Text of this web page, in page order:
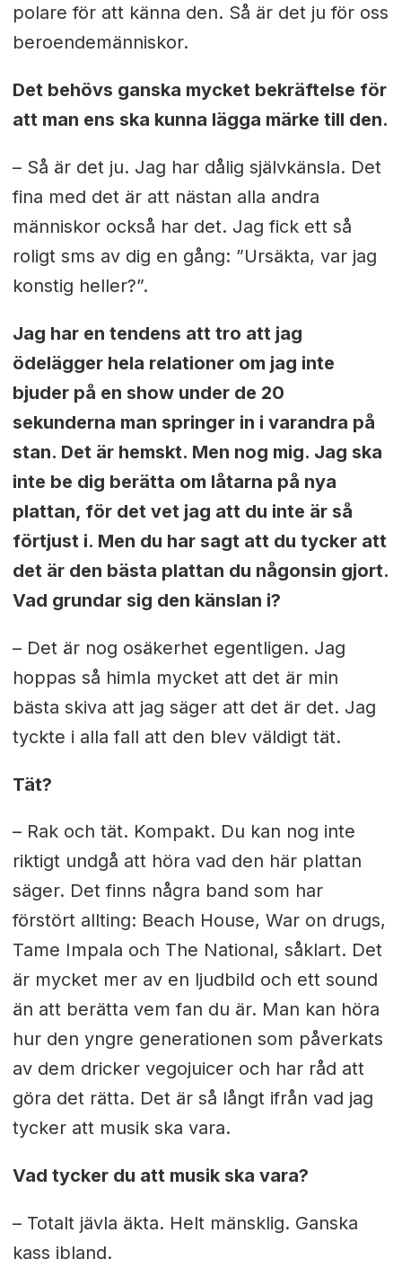
polare för att känna den. Så är det ju för oss
beroendemänniskor.
Det behövs ganska mycket bekräftelse för
att man ens ska kunna lägga märke till den.
– Så är det ju. Jag har dålig självkänsla. Det
fina med det är att nästan alla andra
människor också har det. Jag fick ett så
roligt sms av dig en gång: ”Ursäkta, var jag
konstig heller?”.
Jag har en tendens att tro att jag
ödelägger hela relationer om jag inte
bjuder på en show under de 20
sekunderna man springer in i varandra på
stan. Det är hemskt. Men nog mig. Jag ska
inte be dig berätta om låtarna på nya
plattan, för det vet jag att du inte är så
förtjust i. Men du har sagt att du tycker att
det är den bästa plattan du någonsin gjort.
Vad grundar sig den känslan i?
– Det är nog osäkerhet egentligen. Jag
hoppas så himla mycket att det är min
bästa skiva att jag säger att det är det. Jag
tyckte i alla fall att den blev väldigt tät.
Tät?
– Rak och tät. Kompakt. Du kan nog inte
riktigt undgå att höra vad den här plattan
säger. Det finns några band som har
förstört allting: Beach House, War on drugs,
Tame Impala och The National, såklart. Det
är mycket mer av en ljudbild och ett sound
än att berätta vem fan du är. Man kan höra
hur den yngre generationen som påverkats
av dem dricker vegojuicer och har råd att
göra det rätta. Det är så långt ifrån vad jag
tycker att musik ska vara.
Vad tycker du att musik ska vara?
– Totalt jävla äkta. Helt mänsklig. Ganska
kass ibland.